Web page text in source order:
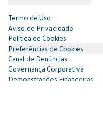
Termo de Uso
Aviso de Privacidade
Política de Cookies
Preferências de Cookies
Canal de Denúncias
Governança Corporativa
Demonstrações Financeiras